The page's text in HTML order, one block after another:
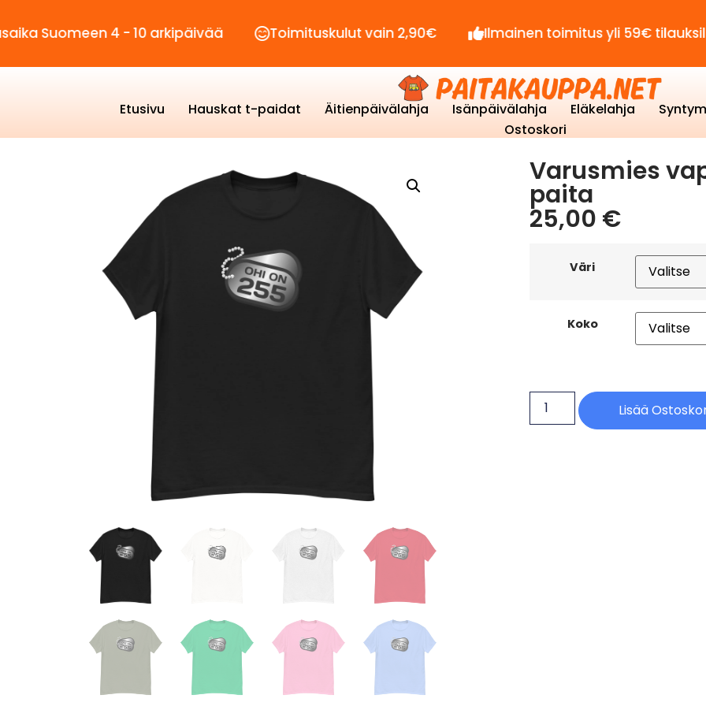
4 - 10 arkipäivää Toimituskulut vain 2,90€ Ilmainen toimitus yli 59€ tilauksille!
Etusivu Hauskat t-paidat Äitienpäivälahja Isänpäivälahja Eläkelahja
Ostoskori
Varusmies
paita
25,00 €
Väri
Koko
Lisää